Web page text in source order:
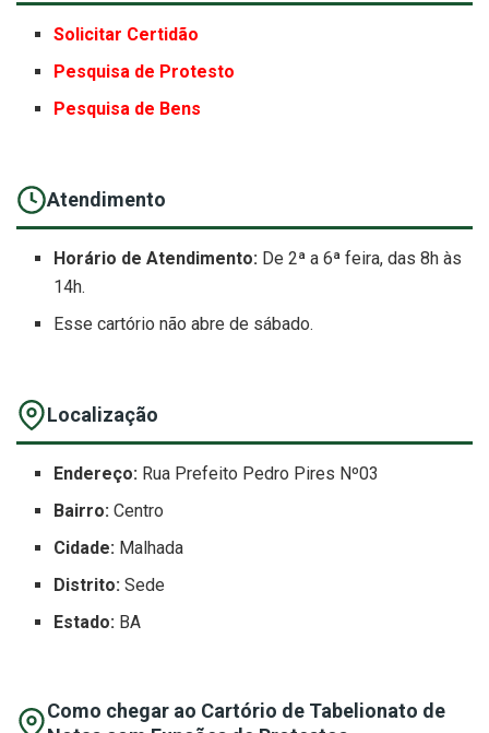
Solicitar Certidão
Pesquisa de Protesto
Pesquisa de Bens
Atendimento
Horário de Atendimento: De 2ª a 6ª feira, das 8h às
14h.
Esse cartório não abre de sábado.
Localização
Endereço: Rua Prefeito Pedro Pires Nº03
Bairro: Centro
Cidade: Malhada
Distrito: Sede
Estado: BA
Como chegar ao Cartório de Tabelionato de